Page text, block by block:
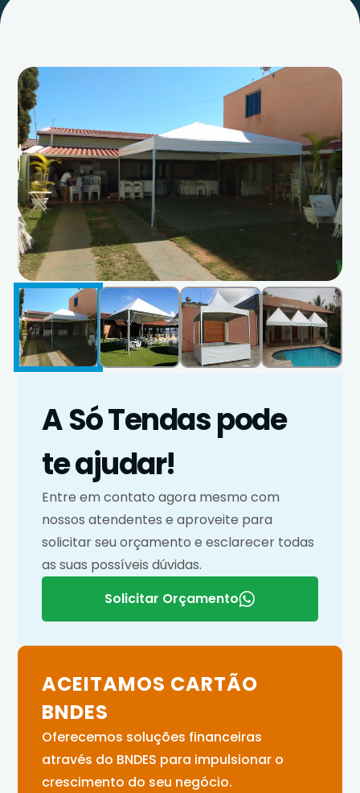
A Só Tendas pode
te ajudar!
Entre em contato agora mesmo com
nossos atendentes e aproveite para
solicitar seu orçamento e esclarecer todas
as suas possíveis dúvidas.
Solicitar Orçamento
ACEITAMOS CARTÃO
BNDES
Oferecemos soluções financeiras
através do BNDES para impulsionar o
crescimento do seu negócio.